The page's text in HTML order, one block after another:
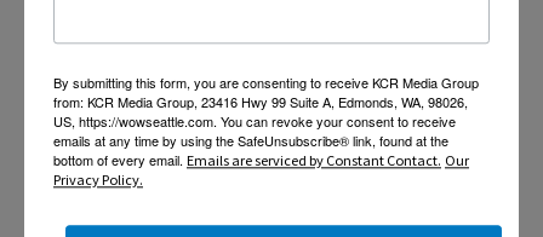
By submitting this form, you are consenting to receive KCR Media Group
from: KCR Media Group, 23416 Hwy 99 Suite A, Edmonds, WA, 98026,
US, https://wowseattle.com. You can revoke your consent to receive
emails at any time by using the SafeUnsubscribe® link, found at the
bottom of every email. Emails are serviced by Constant Contact. Our
Privacy Policy.